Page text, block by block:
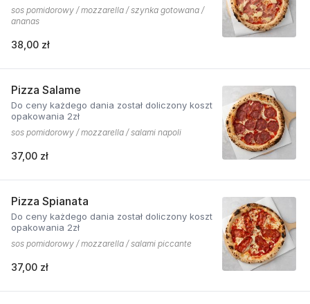
sos pomidorowy / mozzarella / szynka gotowana /
ananas
38,00 zł
Pizza Salame
Do ceny każdego dania został doliczony koszt
opakowania 2zł
sos pomidorowy / mozzarella / salami napoli
37,00 zł
Pizza Spianata
Do ceny każdego dania został doliczony koszt
opakowania 2zł
sos pomidorowy / mozzarella / salami piccante
37,00 zł